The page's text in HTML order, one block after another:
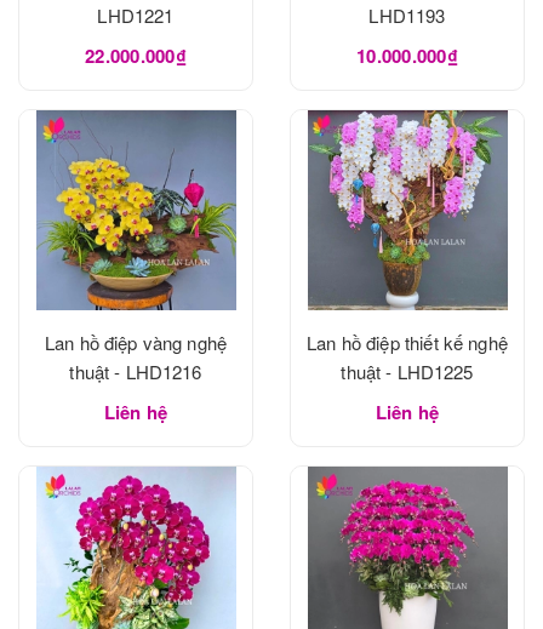
LHD1221
22.000.000₫
LHD1193
10.000.000₫
Lan hồ điệp vàng nghệ
thuật - LHD1216
Liên hệ
Lan hồ điệp thiết kế nghệ
thuật - LHD1225
Liên hệ